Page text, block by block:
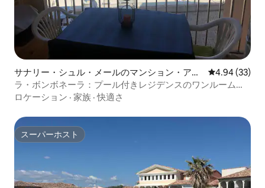
サナリー・シュル・メールのマンション・アパ
ート
レビュー33
4.94 (33)
ラ・ボンボネーラ：プール付きレジデンスのワンルームマ
ンション
ロケーション · 家族 ·快適さ
スーパーホスト
スーパーホスト